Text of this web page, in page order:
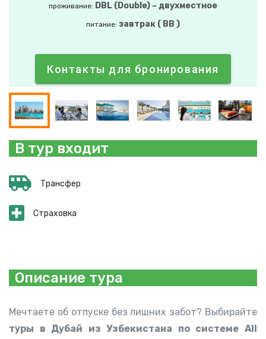
проживание: DBL (Double) – двухместное
питание: завтрак ( BB )
Контакты для бронирования
В тур входит
Трансфер
Страховка
Описание тура
Мечтаете об отпуске без лишних забот? Выбирайте
туры в Дубай из Узбекистана по системе All